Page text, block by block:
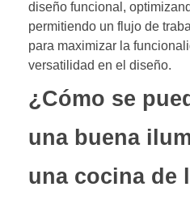
diseño funcional,
permitiendo un flujo de
para maximizar la
versatilidad en el diseño.
¿Cómo se
una buena
una cocina de